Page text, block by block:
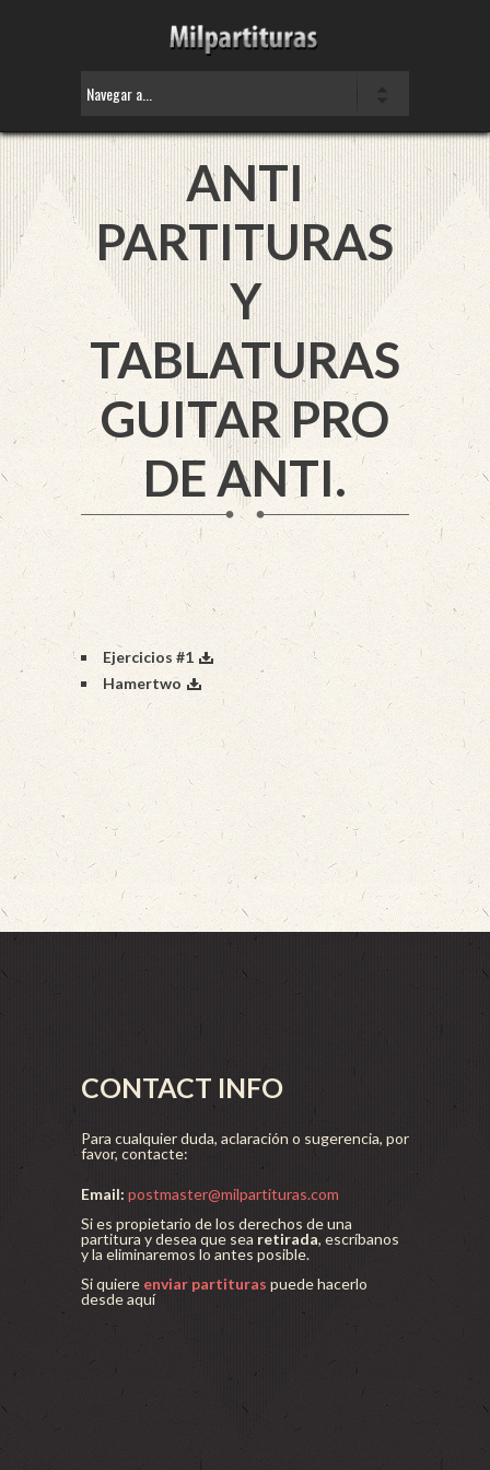
ANTI
PARTITURAS
Y
TABLATURAS
GUITAR PRO
DE ANTI.
Ejercicios #1
Hamertwo
CONTACT INFO
Para cualquier duda, aclaración o sugerencia, por
favor, contacte:
Email: postmaster@milpartituras.com
Si es propietario de los derechos de una
partitura y desea que sea retirada, escríbanos
y la eliminaremos lo antes posible.
Si quiere enviar partituras puede hacerlo
desde aquí